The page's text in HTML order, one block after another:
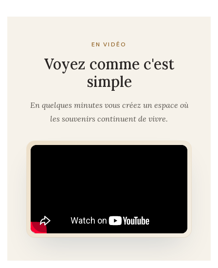
EN VIDÉO
Voyez comme c'est
simple
En quelques minutes vous créez un espace où
les souvenirs continuent de vivre.